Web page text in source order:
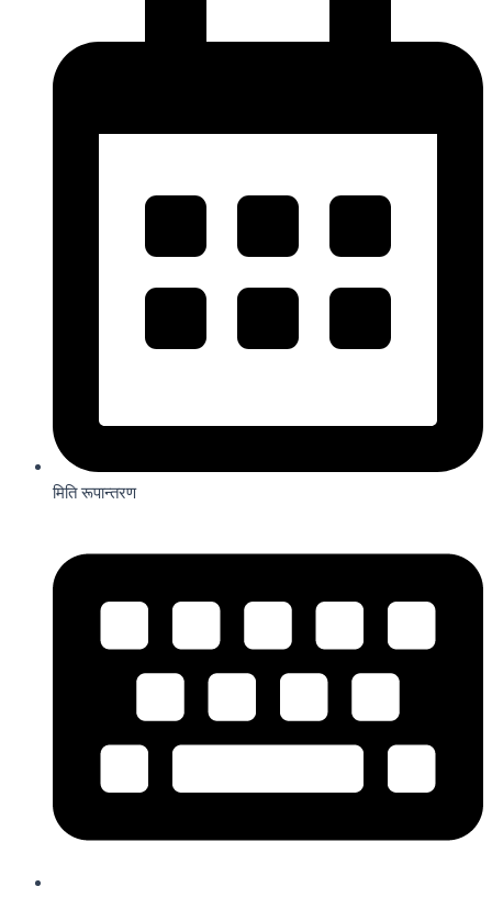
मिति रूपान्तरण